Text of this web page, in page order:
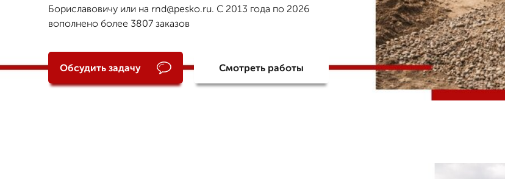
Бориславовичу или на rnd@pesko.ru. С 2013 года по 2026
вополнено более 3807 заказов
Обсудить задачу Смотреть работы